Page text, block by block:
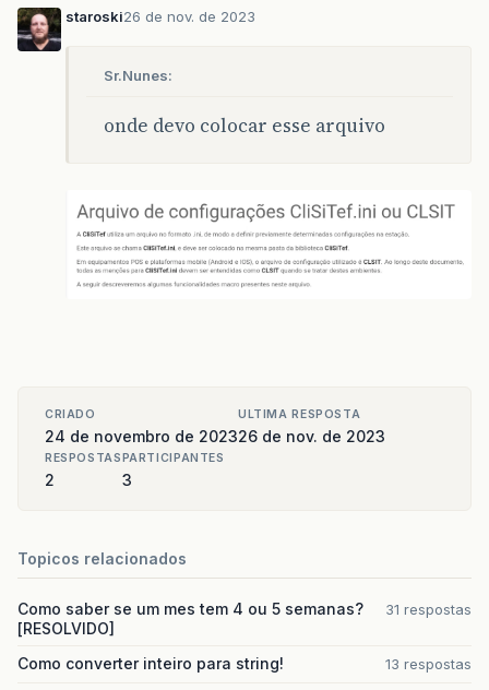
staroski26 de nov. de 2023
Sr.Nunes:
onde devo colocar esse arquivo
CRIADO
24 de novembro de 2023
ULTIMA RESPOSTA
26 de nov. de 2023
RESPOSTAS
2
PARTICIPANTES
3
Topicos relacionados
Como saber se um mes tem 4 ou 5 semanas?
[RESOLVIDO]
31 respostas
Como converter inteiro para string! 13 respostas